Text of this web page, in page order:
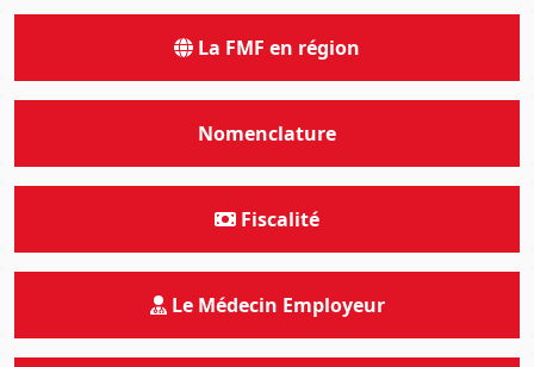
La FMF en région
Nomenclature
Fiscalité
Le Médecin Employeur